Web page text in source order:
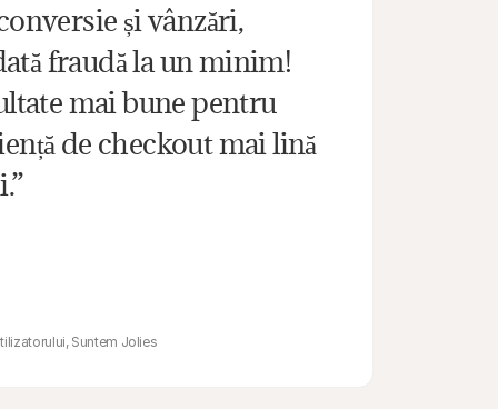
și vânzări,
fraudă la un minim!
mai bune pentru
de checkout mai lină
Suntem Jolies